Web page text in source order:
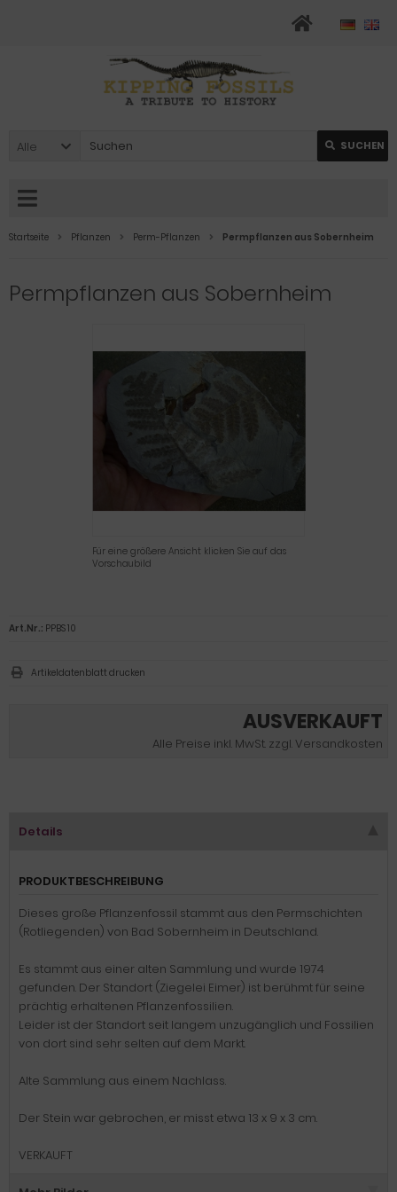
Alle SUCHEN
Startseite Pflanzen Perm-Pflanzen Permpflanzen aus Sobernheim
Permpflanzen aus Sobernheim
Für eine größere Ansicht klicken Sie auf das
Vorschaubild
AUSVERKAUFT
Alle Preise inkl. MwSt. zzgl. Versandkosten
Art.Nr.: PPBS 10
Artikeldatenblatt drucken
Details
PRODUKTBESCHREIBUNG
Dieses große Pflanzenfossil stammt aus den Permschichten
(Rotliegenden) von Bad Sobernheim in Deutschland.
Es stammt aus einer alten Sammlung und wurde 1974
gefunden. Der Standort (Ziegelei Eimer) ist berühmt für seine
prächtig erhaltenen Pflanzenfossilien.
Leider ist der Standort seit langem unzugänglich und Fossilien
von dort sind sehr selten auf dem Markt.
Alte Sammlung aus einem Nachlass.
Der Stein war gebrochen, er misst etwa 13 x 9 x 3 cm.
VERKAUFT